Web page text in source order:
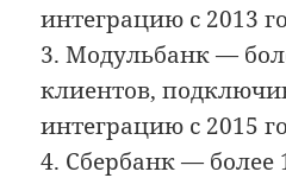
интеграцию с 2013
3. Модульбанк —
клиентов,
интеграцию с 2015
4. Сбербанк — более